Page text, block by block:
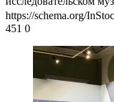
https://schema.org/
451 0